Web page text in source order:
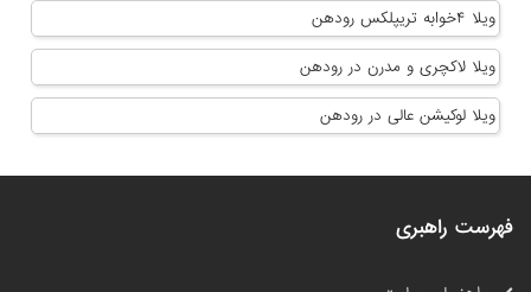
ویلا ۴خوابه تریپلکس رودهن
ویلا لاکچری و مدرن در رودهن
ویلا لوکیشن عالی در رودهن
فهرست راهبری